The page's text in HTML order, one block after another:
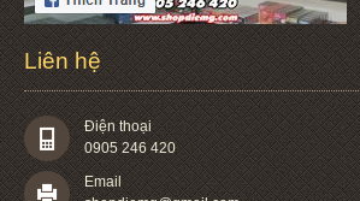
Liên hệ
Điện thoại
0905 246 420
Email